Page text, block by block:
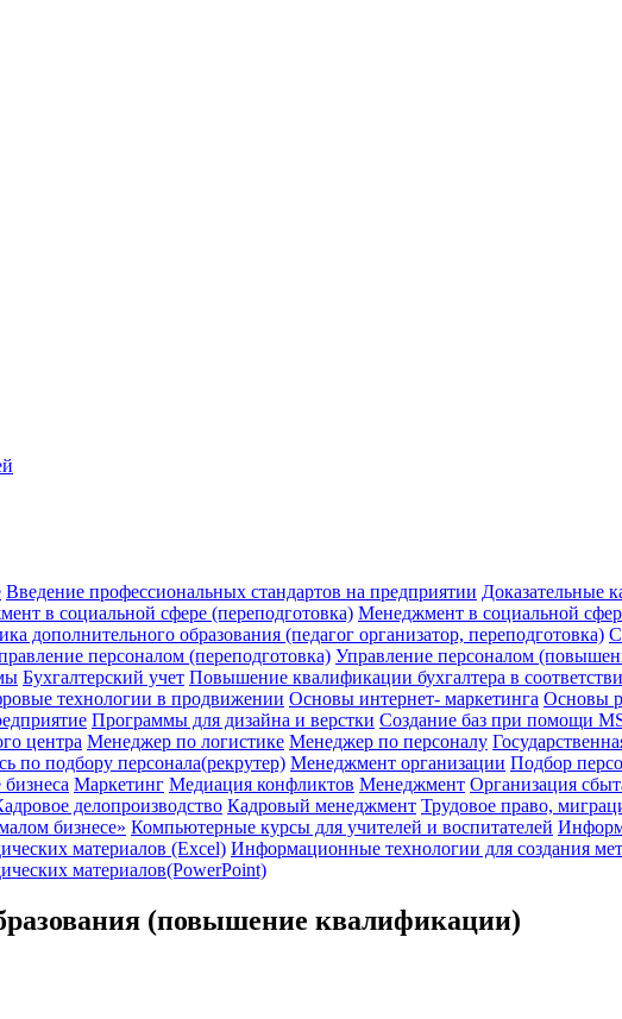
Введение профессиональных стандартов на предприятии Доказательные
в социальной сфере (переподготовка) Менеджмент в социальной
дополнительного образования (педагог организатор, переподготовка)
персоналом (переподготовка) Управление персоналом
Бухгалтерский учет Повышение квалификации бухгалтера в
технологии в продвижении Основы интернет- маркетинга Основы
Программы для дизайна и верстки Создание баз при помощи
центра Менеджер по логистике Менеджер по персоналу
по подбору персонала(рекрутер) Менеджмент организации Подбор
Маркетинг Медиация конфликтов Менеджмент Организация
делопроизводство Кадровый менеджмент Трудовое право,
бизнесе» Компьютерные курсы для учителей и воспитателей
материалов (Excel) Информационные технологии для создания
материалов(PowerPoint)
(повышение квалификации)